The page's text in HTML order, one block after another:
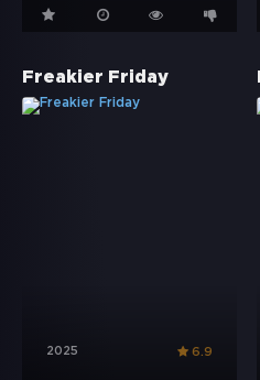
Freakier Friday
2025 6.9